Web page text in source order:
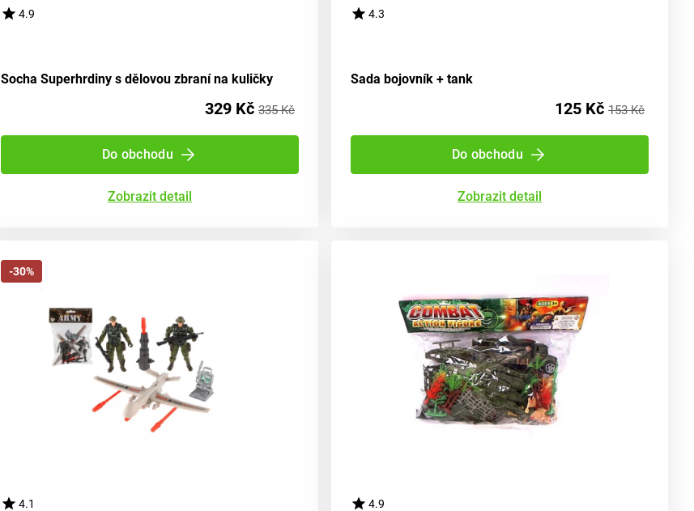
4.9
Socha Superhrdiny s dělovou zbraní na kuličky
329 Kč 335 Kč
Do obchodu
Zobrazit detail
4.3
Sada bojovník + tank
125 Kč 153 Kč
Do obchodu
Zobrazit detail
-30%
4.1 4.9